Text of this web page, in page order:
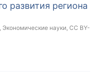
развития региона
, Экономические науки, CC BY-